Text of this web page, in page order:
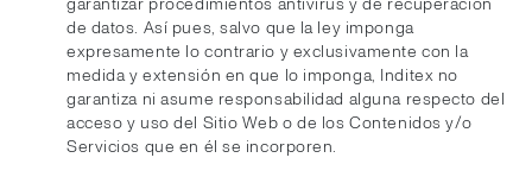
de datos. Así pues, salvo que la ley imponga
expresamente lo contrario y exclusivamente con la
medida y extensión en que lo imponga, Inditex no
garantiza ni asume responsabilidad alguna respecto del
acceso y uso del Sitio Web o de los Contenidos y/o
Servicios que en él se incorporen.